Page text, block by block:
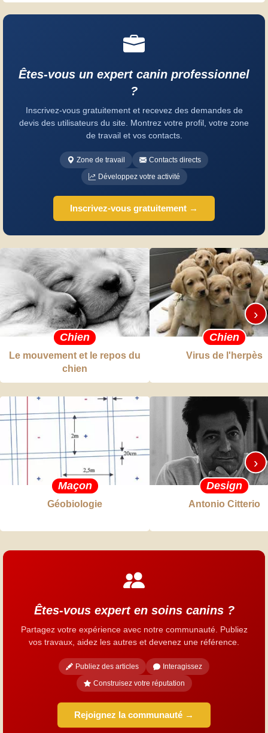
Êtes-vous un expert canin professionnel
?
Inscrivez-vous gratuitement et recevez des demandes de
devis des utilisateurs du site. Montrez votre profil, votre zone
de travail et vos contacts.
Zone de travail
Contacts directs
Développez votre activité
Inscrivez-vous gratuitement →
Chien
Le mouvement et le repos du
chien
Chien
Virus de l'herpès
›
Maçon
Géobiologie
Design
Antonio Citterio
›
Êtes-vous expert en soins canins ?
Partagez votre expérience avec notre communauté. Publiez
vos travaux, aidez les autres et devenez une référence.
Publiez des articles
Interagissez
Construisez votre réputation
Rejoignez la communauté →